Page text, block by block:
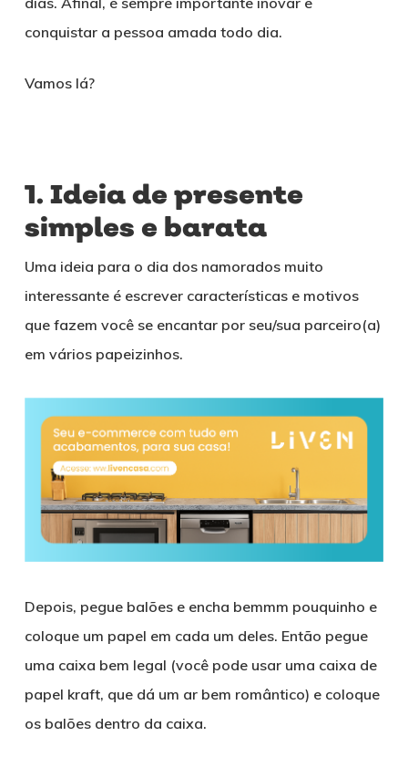
conquistar a pessoa amada todo dia.
Vamos lá?
1. Ideia de presente
simples e barata
Uma ideia para o dia dos namorados muito
interessante é escrever características e motivos
que fazem você se encantar por seu/sua parceiro(a)
em vários papeizinhos.
Depois, pegue balões e encha bemmm pouquinho e
coloque um papel em cada um deles. Então pegue
uma caixa bem legal (você pode usar uma caixa de
papel kraft, que dá um ar bem romântico) e coloque
os balões dentro da caixa.